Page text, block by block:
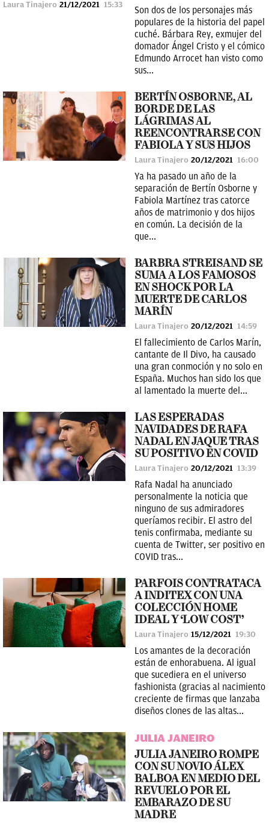
Laura Tinajero 21/12/2021 15:33
Son dos de los personajes más
populares de la historia del papel
cuché. Bárbara Rey, exmujer del
domador Ángel Cristo y el cómico
Edmundo Arrocet han visto como
sus...
BERTÍN OSBORNE, AL
BORDE DE LAS
LÁGRIMAS AL
REENCONTRARSE CON
FABIOLA Y SUS HIJOS
Laura Tinajero 20/12/2021 16:00
Ya ha pasado un año de la
separación de Bertín Osborne y
Fabiola Martínez tras catorce
años de matrimonio y dos hijos
en común. La decisión de la
que...
BARBRA STREISAND SE
SUMA A LOS FAMOSOS
EN SHOCK POR LA
MUERTE DE CARLOS
MARÍN
Laura Tinajero 20/12/2021 14:59
El fallecimiento de Carlos Marín,
cantante de Il Divo, ha causado
una gran conmoción y no solo en
España. Muchos han sido los que
al lamentado la muerte del...
LAS ESPERADAS
NAVIDADES DE RAFA
NADAL EN JAQUE TRAS
SU POSITIVO EN COVID
Laura Tinajero 20/12/2021 13:39
Rafa Nadal ha anunciado
personalmente la noticia que
ninguno de sus admiradores
queríamos recibir. El astro del
tenis confirmaba, mediante su
cuenta de Twitter, ser positivo en
COVID tras...
PARFOIS CONTRATACA
A INDITEX CON UNA
COLECCIÓN HOME
IDEAL Y ‘LOW COST’
Laura Tinajero 15/12/2021 19:30
Los amantes de la decoración
están de enhorabuena. Al igual
que sucediera en el universo
fashionista (gracias al nacimiento
creciente de firmas que lanzaba
diseños clones de las altas...
JULIA JANEIRO
JULIA JANEIRO ROMPE
CON SU NOVIO ÁLEX
BALBOA EN MEDIO DEL
REVUELO POR EL
EMBARAZO DE SU
MADRE